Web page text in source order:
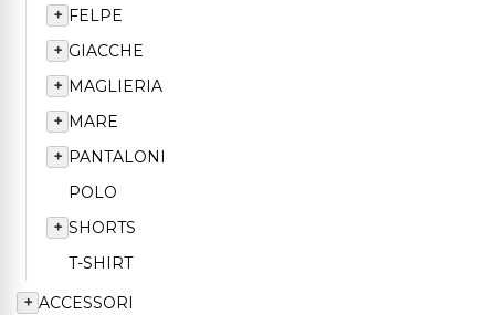
+ FELPE
+ GIACCHE
+ MAGLIERIA
+ MARE
+ PANTALONI
POLO
+ SHORTS
T-SHIRT
+ ACCESSORI